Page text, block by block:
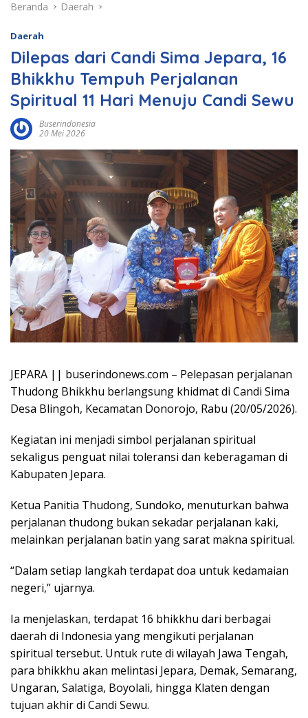
Beranda Daerah
Daerah
Dilepas dari Candi Sima Jepara, 16
Bhikkhu Tempuh Perjalanan
Spiritual 11 Hari Menuju Candi Sewu
Buserindonesia
20 Mei 2026
JEPARA || buserindonews.com – Pelepasan perjalanan
Thudong Bhikkhu berlangsung khidmat di Candi Sima
Desa Blingoh, Kecamatan Donorojo, Rabu (20/05/2026).
Kegiatan ini menjadi simbol perjalanan spiritual
sekaligus penguat nilai toleransi dan keberagaman di
Kabupaten Jepara.
Ketua Panitia Thudong, Sundoko, menuturkan bahwa
perjalanan thudong bukan sekadar perjalanan kaki,
melainkan perjalanan batin yang sarat makna spiritual.
“Dalam setiap langkah terdapat doa untuk kedamaian
negeri,” ujarnya.
Ia menjelaskan, terdapat 16 bhikkhu dari berbagai
daerah di Indonesia yang mengikuti perjalanan
spiritual tersebut. Untuk rute di wilayah Jawa Tengah,
para bhikkhu akan melintasi Jepara, Demak, Semarang,
Ungaran, Salatiga, Boyolali, hingga Klaten dengan
tujuan akhir di Candi Sewu.